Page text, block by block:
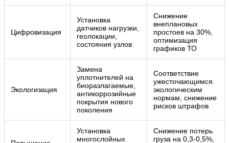
Цифровизация
Установка
датчиков нагрузки,
геолокации,
состояния узлов
Снижение
внеплановых
простоев на 30%,
оптимизация
графиков ТО
Экологизация
Замена
уплотнителей на
биоразлагаемые,
антикоррозийные
покрытия нового
поколения
Соответствие
ужесточающимся
экологическим
нормам, снижение
рисков штрафов
Установка
многослойных
Снижение потерь
груза на 0,3-0,5%,